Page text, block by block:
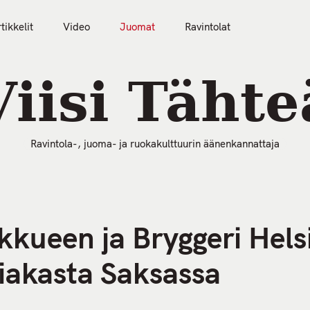
Video Juomat Ravintolat
Ravintola-, juoma- ja ruokakulttuurin äänenkannattaja
ja Bryggeri
Saksassa